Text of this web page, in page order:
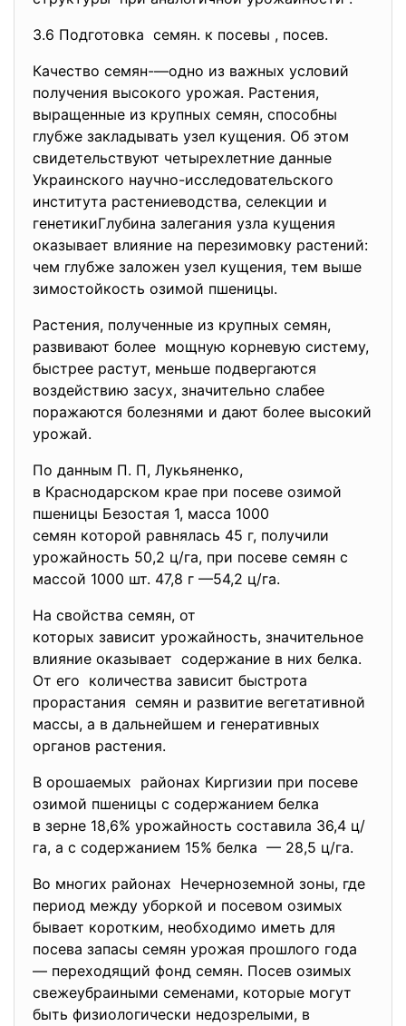
3.6 Подготовка семян. к посевы , посев.
Качество семян-—одно из важных условий
получения высокого урожая. Растения,
выращенные из крупных семян, способны
глубже закладывать узел кущения. Об этом
свидетельствуют четырехлетние данные
Украинского научно-исследовательского
института растениеводства, селекции и
генетикиГлубина залегания узла кущения
оказывает влияние на перезимовку растений:
чем глубже заложен узел кущения, тем выше
зимостойкость озимой пшеницы.
Растения, полученные из крупных семян,
развивают более мощную корневую систему,
быстрее растут, меньше подвергаются
воздействию засух, значительно слабее
поражаются болезнями и дают более высокий
урожай.
По данным П. П, Лукьяненко,
в Краснодарском крае при посеве озимой
пшеницы Безостая 1, масса 1000
семян которой равнялась 45 г, получили
урожайность 50,2 ц/га, при посеве семян с
массой 1000 шт. 47,8 г —54,2 ц/га.
На свойства семян, от
которых зависит урожайность, значительное
влияние оказывает содержание в них белка.
От его количества зависит быстрота
прорастания семян и развитие вегетативной
массы, а в дальнейшем и генеративных
органов растения.
В орошаемых районах Киргизии при посеве
озимой пшеницы с содержанием белка
в зерне 18,6% урожайность составила 36,4 ц/
га, а с содержанием 15% белка — 28,5 ц/га.
Во многих районах Нечерноземной зоны, где
период между уборкой и посевом озимых
бывает коротким, необходимо иметь для
посева запасы семян урожая прошлого года
— переходящий фонд семян. Посев озимых
свежеубраиными семенами, которые могут
быть физиологически недозрелыми, в